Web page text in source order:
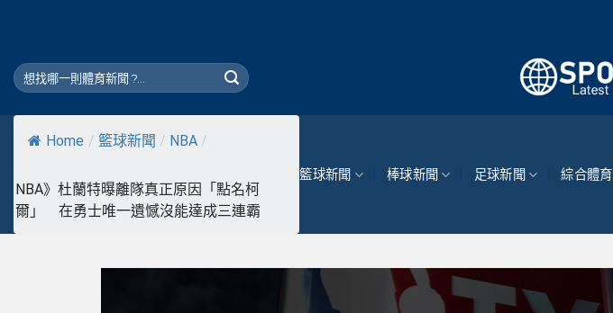
Home / 籃球新聞 / NBA /
NBA》杜蘭特曝離隊真正原因「點名柯
爾」 在勇士唯一遺憾沒能達成三連霸
籃球新聞 棒球新聞 足球新聞 綜合體育